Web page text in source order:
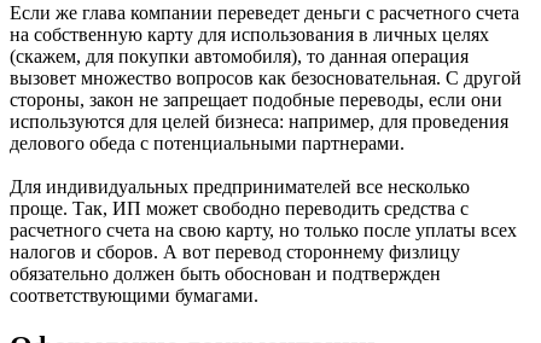
Если же глава компании переведет деньги с расчетного счета
на собственную карту для использования в личных целях
(скажем, для покупки автомобиля), то данная операция
вызовет множество вопросов как безосновательная. С другой
стороны, закон не запрещает подобные переводы, если они
используются для целей бизнеса: например, для проведения
делового обеда с потенциальными партнерами.
Для индивидуальных предпринимателей все несколько
проще. Так, ИП может свободно переводить средства с
расчетного счета на свою карту, но только после уплаты всех
налогов и сборов. А вот перевод стороннему физлицу
обязательно должен быть обоснован и подтвержден
соответствующими бумагами.